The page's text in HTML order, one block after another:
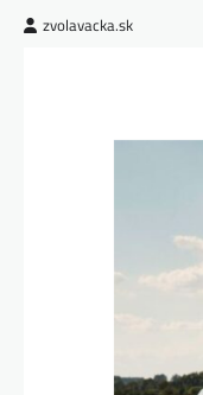
zvolavacka.sk